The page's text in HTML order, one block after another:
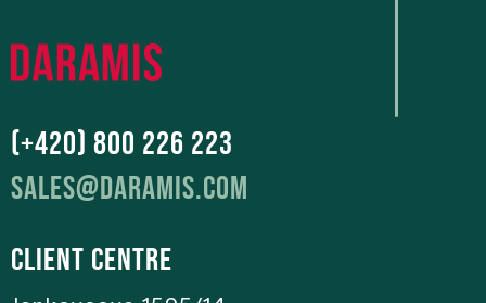
(+420) 800 226 223
sales@daramis.com
Client centre